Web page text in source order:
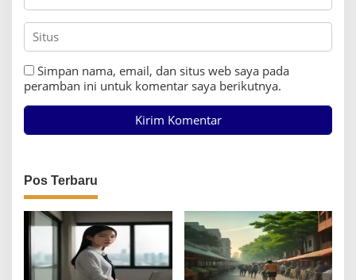
Simpan nama, email, dan situs web saya pada
peramban ini untuk komentar saya berikutnya.
Pos Terbaru